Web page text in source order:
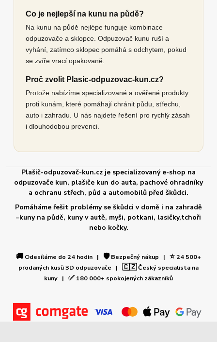
Co je nejlepší na kunu na půdě?
Na kunu na půdě nejlépe funguje kombinace
odpuzovače a sklopce. Odpuzovač kunu ruší a
vyhání, zatímco sklopec pomáhá s odchytem, pokud
se zvíře vrací opakovaně.
Proč zvolit Plasic-odpuzovac-kun.cz?
Protože nabízíme specializované a ověřené produkty
proti kunám, které pomáhají chránit půdu, střechu,
auto i zahradu. U nás najdete řešení pro rychlý zásah
i dlouhodobou prevenci.
Plašič-odpuzovač-kun.cz je specializovaný e-shop na
odpuzovače kun, plašiče kun do auta, pachové ohradníky
a ochranu střech, půd a automobilů před škůdci.
Pomáháme řešit problémy se škůdci v domě i na zahradě
–kuny na půdě, kuny v autě, myši, potkani, lasičky,tchoři
nebo kočky.
🚚 Odesíláme do 24 hodin | 🛡️Bezpečný nákup | ⭐24 500+
prodaných kusů 3D odpuzovače | 🇨🇿Český specialista na
kuny | ✅ 180 000+ spokojených zákazníků